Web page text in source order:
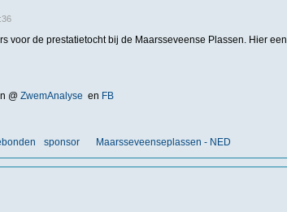
voor de prestatietocht bij de Maarsseveense Plassen. Hier een
@ ZwemAnalyse en FB
sponsor Maarsseveenseplassen - NED